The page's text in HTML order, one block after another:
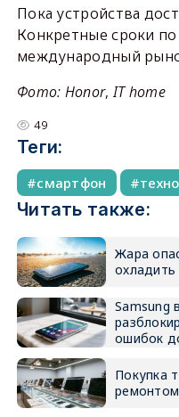
Пока устройства
Конкретные сроки
международный
Фото: Honor, IT home
49
Теги:
смартфон
Читать также:
Жара
охладить
Samsung
ошибок
Покупка